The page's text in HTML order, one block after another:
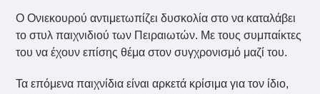
Ο Ονιεκουρού αντιμετωπίζει δυσκολία στο να καταλάβει
το στυλ παιχνιδιού των Πειραιωτών. Με τους συμπαίκτες
του να έχουν επίσης θέμα στον συγχρονισμό μαζί του.
Τα επόμενα παιχνίδια είναι αρκετά κρίσιμα για τον ίδιο,